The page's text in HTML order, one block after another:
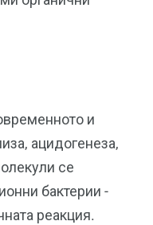
и
ацидогенеза,
се
бактерии -
реакция.